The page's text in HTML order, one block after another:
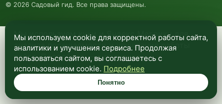
Мы используем куки и Яндекс Метрику для
анализа посещаемости и улучшения работы
сайта. Подробнее —в политике
конфиденциальности.
Понятно
© 2026 Садовый гид. Все права защищены.
Мы используем cookie для корректной работы сайта,
аналитики и улучшения сервиса. Продолжая
пользоваться сайтом, вы соглашаетесь с
использованием cookie. Подробнее
Понятно